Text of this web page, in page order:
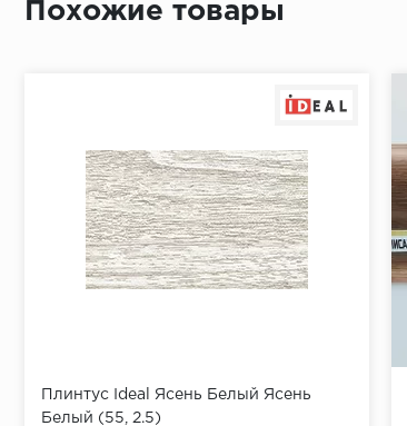
Место доставки
Начало второго (и последующих) ряда:
Похожие товары
Плинтус Ideal Ясень Белый Ясень
Белый (55, 2.5)